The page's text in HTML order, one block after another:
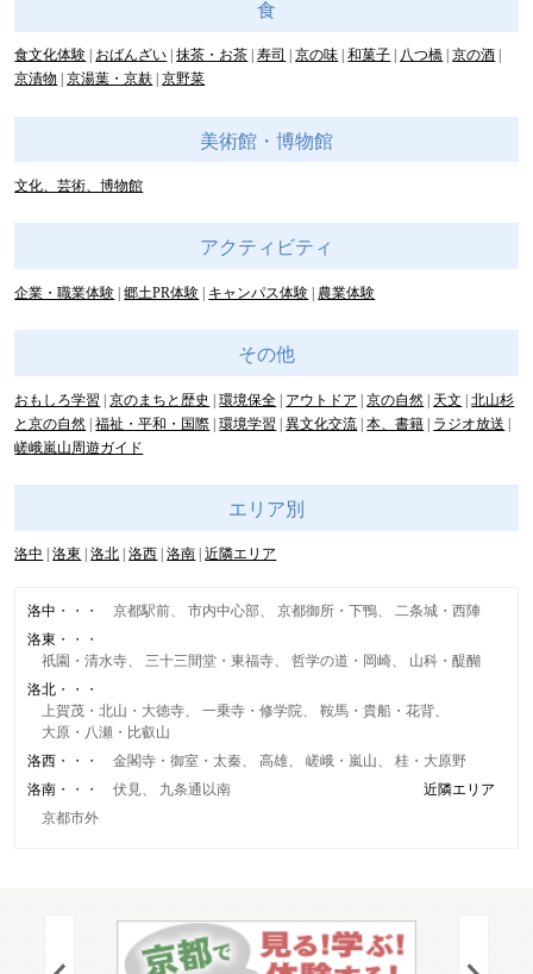
食
食文化体験 おばんざい 抹茶・お茶 寿司 京の味 和菓子 八つ橋 京の酒
京漬物
京湯葉・京麸 京野菜
美術館・博物館
文化、芸術、博物館
アクティビティ
企業・職業体験 郷土PR体験 キャンパス体験 農業体験
その他
おもしろ学習 京のまちと歴史 環境保全 アウトドア 京の自然 天文
北山杉
と京の自然 福祉・平和・国際 環境学習 異文化交流 本、書籍
ラジオ放送
嵯峨嵐山周遊ガイド
エリア別
洛中 洛東 洛北 洛西 洛南 近隣エリア
洛中 京都駅前 市内中心部 京都御所・下鴨
二条城・西陣
洛東
祇園・清水寺
三十三間堂・東福寺 哲学の道・岡崎
山科・醍醐
洛北
上賀茂・北山・大徳寺
一乗寺・修学院
鞍馬・貴船・花背
大原・八瀬・比叡山
洛西
金閣寺・御室・太秦 高雄 嵯峨・嵐山
桂・大原野
洛南
伏見 九条通以南
近隣エリア
京都市外